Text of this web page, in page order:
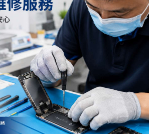
sát dòng tiền đổ vào sàn giao dịch tập
#tichluydaihan #phienau #btcmempool